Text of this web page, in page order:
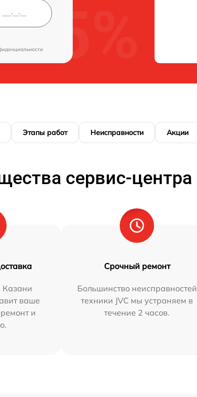
Этапы работ Неисправности Акции
сервис-центра
Казани
ваше
и
Срочный ремонт
Большинство неисправностей
техники JVC мы устраняем в
течение 2 часов.